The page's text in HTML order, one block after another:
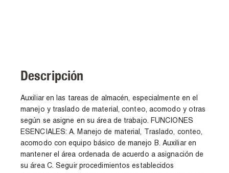
Descripción
Auxiliar en las tareas de almacén, especialmente en el
manejo y traslado de material, conteo, acomodo y otras
según se asigne en su área de trabajo. FUNCIONES
ESENCIALES: A. Manejo de material, Traslado, conteo,
acomodo con equipo básico de manejo B. Auxiliar en
mantener el área ordenada de acuerdo a asignación de
su área C. Seguir procedimientos establecidos